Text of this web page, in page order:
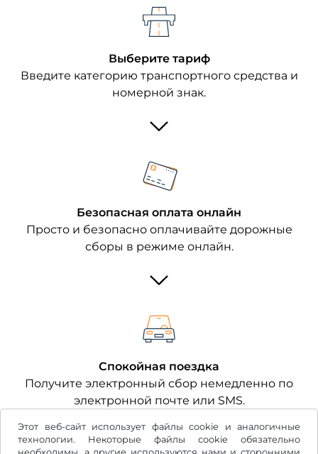
Этот веб-сайт использует файлы cookie и аналогичные
технологии. Некоторые файлы cookie обязательно
Выберите тариф
Введите категорию транспортного средства и
номерной знак.
Безопасная оплата онлайн
Просто и безопасно оплачивайте дорожные
сборы в режиме онлайн.
Спокойная поездка
Получите электронный сбор немедленно по
электронной почте или SMS.